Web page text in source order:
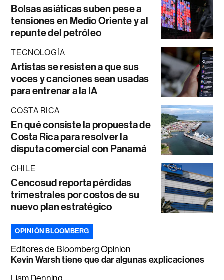
Bolsas asiáticas suben pese a
tensiones en Medio Oriente y al
repunte del petróleo
TECNOLOGÍA
Artistas se resisten a que sus
voces y canciones sean usadas
para entrenar a la IA
COSTA RICA
En qué consiste la propuesta de
Costa Rica para resolver la
disputa comercial con Panamá
CHILE
Cencosud reporta pérdidas
trimestrales por costos de su
nuevo plan estratégico
OPINIÓN BLOOMBERG
Editores de Bloomberg Opinion
Kevin Warsh tiene que dar algunas explicaciones
Liam Denning